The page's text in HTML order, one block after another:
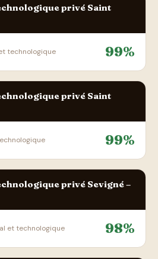
privé Saint
technologique 99%
privé Saint
99%
privé Sevigné –
et technologique 98%